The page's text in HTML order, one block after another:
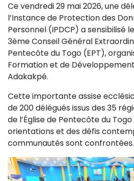
Ce vendredi 29 mai 2026, une
l’Instance de Protection des
Personnel (IPDCP) a sensibilisé
3ème Conseil Général
Pentecôte du Togo (EPT),
Formation et de Développement
Adakakpé.
Cette importante assise
de 200 délégués issus des 35
de l’Église de Pentecôte du
orientations et des défis
communautés sont confrontées.